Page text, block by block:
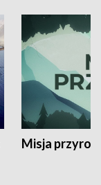
Misja